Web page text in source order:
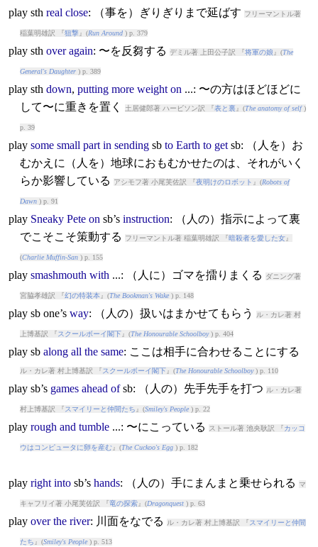
playsth real close: （事を）ぎりぎりまで延ばす フリーマントル著
稲葉明雄訳 『狙撃』(Run Around) p. 379
playsth over again: 〜を反芻する デミル著 上田公子訳 『将軍の娘 』(The
General's Daughter) p. 389
playsth down, putting more weight on...: 〜の方はほどほどに
して〜に重きを置く
土居健郎著 ハービソン訳 『表と裏』(The anatomy of self)
p. 39
play some small part in sendingsb to Earth to getsb: （人を）お
むかえに（人を）地球におもむかせたのは、それがいく
らか影響している
アシモフ著 小尾芙佐訳 『夜明けのロボット 』(Robots of
Dawn) p. 91
play Sneaky Pete onsb’s instruction: （人の）指示によって裏
でこそこそ策動する
フリーマントル著 稲葉明雄訳 『 暗殺者を愛した女』
(Charlie Muffin-San) p. 155
play smashmouth with...: （人に）ゴマを擂りまくる ダニング著
宮脇孝雄訳 『幻の特装本』(The Bookman's Wake) p. 148
playsb one’s way: （人の）扱いはまかせてもらう ル・カレ著 村
上博基訳 『 スクールボーイ閣下 』(The Honourable Schoolboy) p. 404
playsb along all the same: ここは相手に合わせることにする
ル・カレ著 村上博基訳 『 スクールボーイ閣下 』(The Honourable Schoolboy) p. 110
playsb’s games ahead ofsb: （人の）先手先手を打つ ル・カレ著
村上博基訳 『 スマイリーと仲間たち 』(Smiley's People) p. 22
play rough and tumble...: 〜にこっている ストール著 池央耿訳 『 カッコ
ウはコンピュータに卵を産む』(The Cuckoo's Egg) p. 182
play right intosb’s hands: （人の）手にまんまと乗せられる マ
キャフリイ著 小尾芙佐訳 『竜の探索』(Dragonquest) p. 63
play over the river: 川面をなでる ル・カレ著 村上博基訳 『 スマイリーと仲間
たち 』(Smiley's People) p. 513